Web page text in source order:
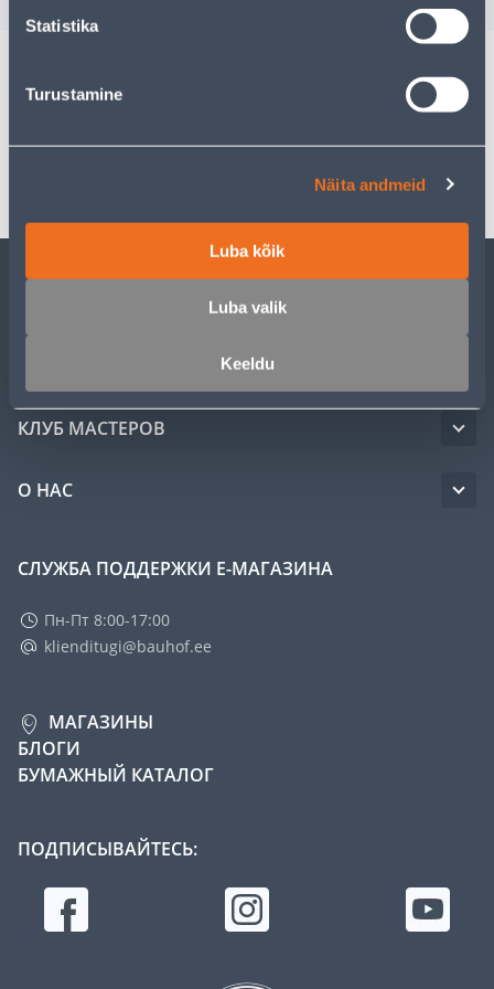
Statistika
Turustamine
Näita andmeid
Luba kõik
Luba valik
Keeldu
Спецификация
ОБСЛУЖИВАНИЕ ЧАСТНЫХ КЛИЕНТОВ
КЛУБ МАСТЕРОВ
О НАС
СЛУЖБА ПОДДЕРЖКИ Е-МАГАЗИНА
Пн-Пт 8:00-17:00
klienditugi@bauhof.ee
МАГАЗИНЫ
БЛОГИ
БУМАЖНЫЙ КАТАЛОГ
ПОДПИСЫВАЙТЕСЬ: